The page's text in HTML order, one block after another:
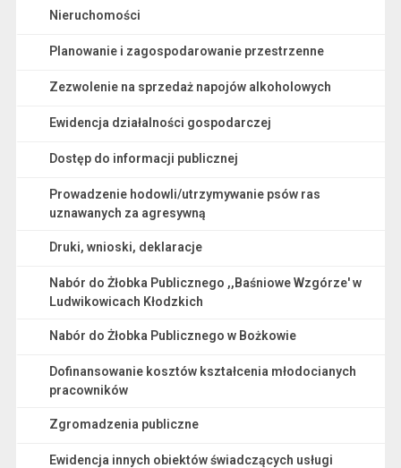
Nieruchomości
Planowanie i zagospodarowanie przestrzenne
Zezwolenie na sprzedaż napojów alkoholowych
Ewidencja działalności gospodarczej
Dostęp do informacji publicznej
Prowadzenie hodowli/utrzymywanie psów ras
uznawanych za agresywną
Druki, wnioski, deklaracje
Nabór do Żłobka Publicznego ,,Baśniowe Wzgórze' w
Ludwikowicach Kłodzkich
Nabór do Żłobka Publicznego w Bożkowie
Dofinansowanie kosztów kształcenia młodocianych
pracowników
Zgromadzenia publiczne
Ewidencja innych obiektów świadczących usługi